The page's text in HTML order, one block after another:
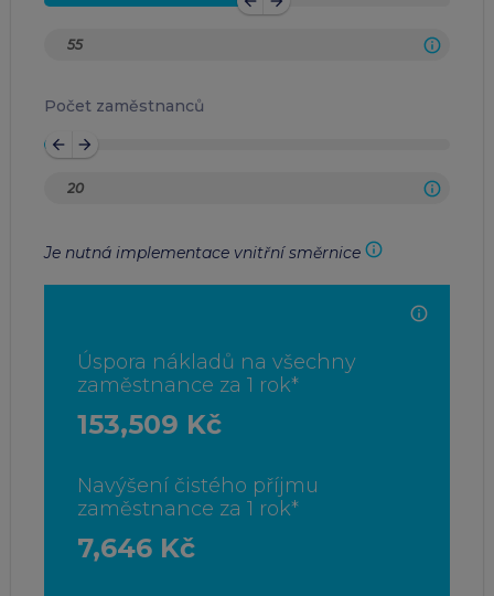
Počet zaměstnanců
arrow_back arrow_forward
Je nutná implementace vnitřní směrnice
Úspora nákladů na všechny
zaměstnance za 1 rok*
153,509 Kč
Navýšení čistého příjmu
zaměstnance za 1 rok*
7,646 Kč